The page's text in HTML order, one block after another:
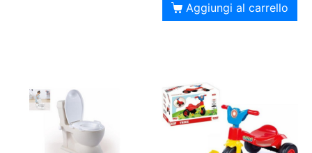
Aggiungi al carrello